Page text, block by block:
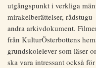
utgångspunkt i verkliga
mirakelberättelser,
andra arkivdokument.
från KulturÖsterbottens
grundskolelever som läser
ska vara intressant också